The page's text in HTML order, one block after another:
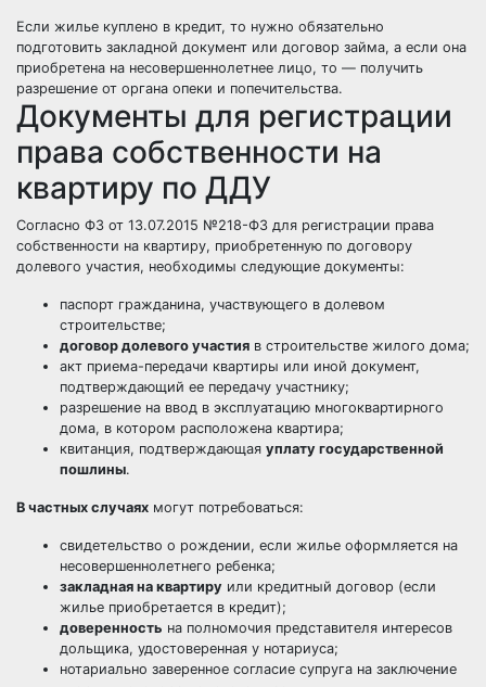
Если жилье куплено в кредит, то нужно обязательно
подготовить закладной документ или договор займа, а если она
приобретена на несовершеннолетнее лицо, то — получить
разрешение от органа опеки и попечительства.
Документы для регистрации
права собственности на
квартиру по ДДУ
Согласно ФЗ от 13.07.2015 №218-ФЗ для регистрации права
собственности на квартиру, приобретенную по договору
долевого участия, необходимы следующие документы:
паспорт гражданина, участвующего в долевом
строительстве;
договор долевого участия в строительстве жилого дома;
акт приема-передачи квартиры или иной документ,
подтверждающий ее передачу участнику;
разрешение на ввод в эксплуатацию многоквартирного
дома, в котором расположена квартира;
квитанция, подтверждающая уплату государственной
пошлины.
В частных случаях могут потребоваться:
свидетельство о рождении, если жилье оформляется на
несовершеннолетнего ребенка;
закладная на квартиру или кредитный договор (если
жилье приобретается в кредит);
доверенность на полномочия представителя интересов
дольщика, удостоверенная у нотариуса;
нотариально заверенное согласие супруга на заключение